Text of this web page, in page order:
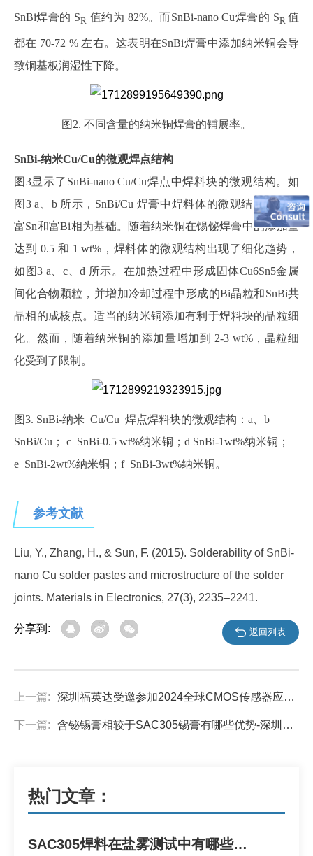
SnBi焊膏的 SR 值约为 82%。而SnBi-nano Cu焊膏的 SR值
都在 70-72 % 左右。这表明在SnBi焊膏中添加纳米铜会导
致铜基板润湿性下降。
图2. 不同含量的纳米铜焊膏的铺展率。
SnBi‑纳米Cu/Cu的微观焊点结构
图3显示了SnBi-nano Cu/Cu焊点中焊料块的微观结构。如
图3 a、b 所示，SnBi/Cu 焊膏中焊料体的微观结构主要以
富Sn和富Bi相为基础。随着纳米铜在锡铋焊膏中的添加量
达到 0.5 和 1 wt%，焊料体的微观结构出现了细化趋势，
如图3 a、c、d 所示。在加热过程中形成固体Cu6Sn5金属
间化合物颗粒，并增加冷却过程中形成的Bi晶粒和SnBi共
晶相的成核点。适当的纳米铜添加有利于焊料块的晶粒细
化。然而，随着纳米铜的添加量增加到 2-3 wt%，晶粒细
化受到了限制。
图3. SnBi‑纳米 Cu/Cu 焊点焊料块的微观结构：a、b
SnBi/Cu； c SnBi‑0.5 wt%纳米铜；d SnBi‑1wt%纳米铜；
e SnBi‑2wt%纳米铜；f SnBi‑3wt%纳米铜。
参考文献
Liu, Y., Zhang, H., & Sun, F. (2015). Solderability of SnBi-
nano Cu solder pastes and microstructure of the solder
joints. Materials in Electronics, 27(3), 2235–2241.
分享到: 返回列表
上一篇: 深圳福英达受邀参加2024全球CMOS传感器应用技术峰会
下一篇: 含铋锡膏相较于SAC305锡膏有哪些优势-深圳福英达
热门文章：
SAC305焊料在盐雾测试中有哪些表现-深圳福英达